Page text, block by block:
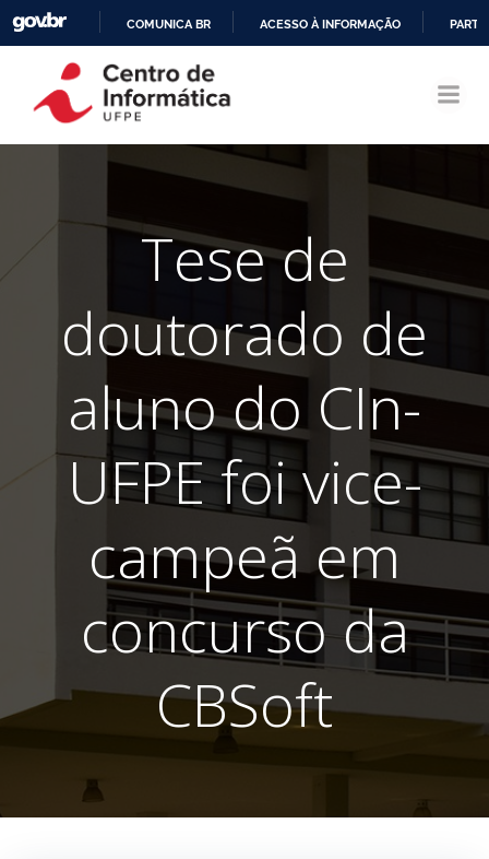
CONTEÚDO
COMUNICA BR ACESSO À INFORMAÇÃO
Tese de
doutorado de
aluno do CIn-
UFPE foi vice-
campeã em
concurso da
CBSoft